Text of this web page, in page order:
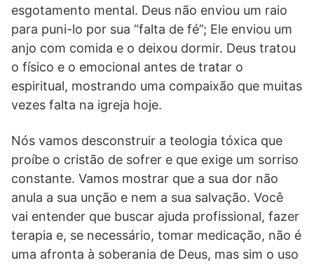
esgotamento mental. Deus não enviou um raio
para puni-lo por sua “falta de fé”; Ele enviou um
anjo com comida e o deixou dormir. Deus tratou
o físico e o emocional antes de tratar o
espiritual, mostrando uma compaixão que muitas
vezes falta na igreja hoje.
Nós vamos desconstruir a teologia tóxica que
proíbe o cristão de sofrer e que exige um sorriso
constante. Vamos mostrar que a sua dor não
anula a sua unção e nem a sua salvação. Você
vai entender que buscar ajuda profissional, fazer
terapia e, se necessário, tomar medicação, não é
uma afronta à soberania de Deus, mas sim o uso